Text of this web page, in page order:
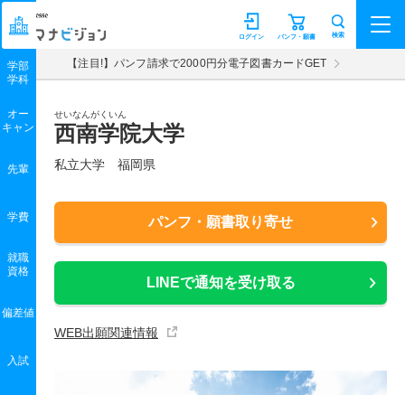
マナビジョン パンフ・願書
ログイン 検索
【注目!】パンフ請求で2000円分電子図書カードGET
せいなんがくいん
西南学院大学
私立大学 福岡県
パンフ・願書取り寄せ
LINEで通知を受け取る
WEB出願関連情報
学部
学科
オー
キャン
先輩
学費
就職
資格
偏差値
入試